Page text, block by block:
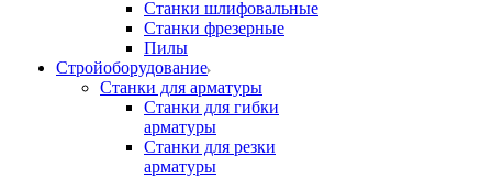
Станки шлифовальные
Станки фрезерные
Пилы
Стройоборудование
Станки для арматуры
Станки для гибки
арматуры
Станки для резки
арматуры